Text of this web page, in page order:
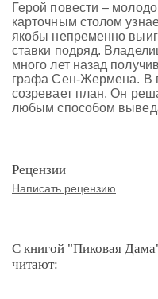
Герой повести –
карточным столом
якобы непременно
ставки подряд.
много лет назад
графа Сен-Жермена. В
созревает план. Он
любым способом
Рецензии
Написать рецензию
С книгой "Пиковая
читают: